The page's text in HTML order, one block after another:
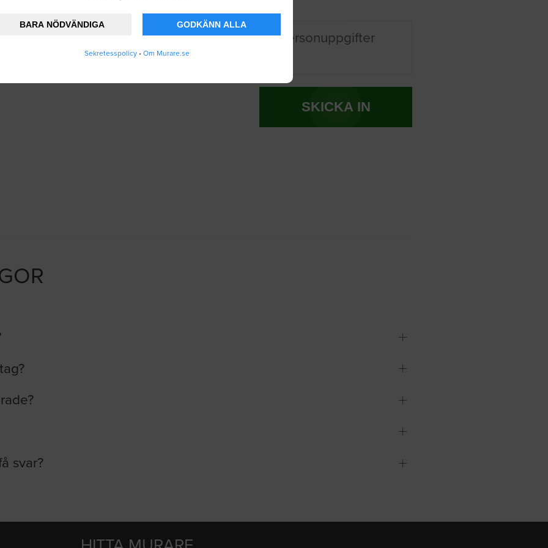
BARA NÖDVÄNDIGA GODKÄNN ALLA
Sekretesspolicy • Om Murare.se
att Murare.se lagrar och använder mina personuppgifter
.
SKICKA IN
svar?